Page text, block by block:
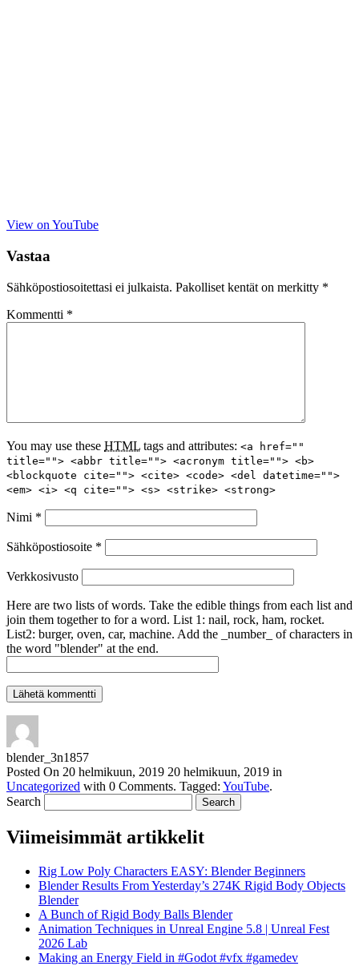
View on YouTube
Vastaa
Sähköpostiosoitettasi ei julkaista. Pakolliset kentät on merkitty *
Kommentti *
You may use these HTML tags and attributes: <a href=""
title=""> <abbr title=""> <acronym title=""> <b>
<blockquote cite=""> <cite> <code> <del datetime="">
<em> <i> <q cite=""> <s> <strike> <strong>
Nimi *
Sähköpostiosoite *
Verkkosivusto
Here are two lists of words. Take the edible things from each list and
join them together to for a word. List 1: nail, rock, ham, rocket.
List2: burger, oven, car, machine. Add the _number_ of characters in
the word "blender" at the end.
blender_3n1857
Posted On 20 helmikuun, 2019 20 helmikuun, 2019 in
Uncategorized with 0 Comments. Tagged: YouTube.
Search
Viimeisimmät artikkelit
Rig Low Poly Characters EASY: Blender Beginners
Blender Results From Yesterday’s 274K Rigid Body Objects
Blender
A Bunch of Rigid Body Balls Blender
Animation Techniques in Unreal Engine 5.8 | Unreal Fest
2026 Lab
Making an Energy Field in #Godot #vfx #gamedev